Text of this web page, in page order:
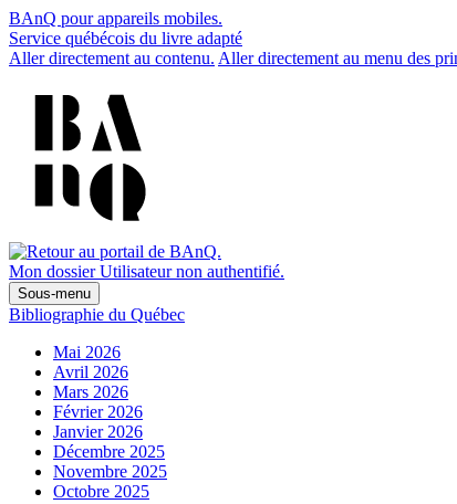
BAnQ pour appareils mobiles.
Service québécois du livre adapté
Aller directement au contenu. Aller directement au menu des
Mon dossier Utilisateur non authentifié.
Sous-menu
Bibliographie du Québec
Mai 2026
Avril 2026
Mars 2026
Février 2026
Janvier 2026
Décembre 2025
Novembre 2025
Octobre 2025